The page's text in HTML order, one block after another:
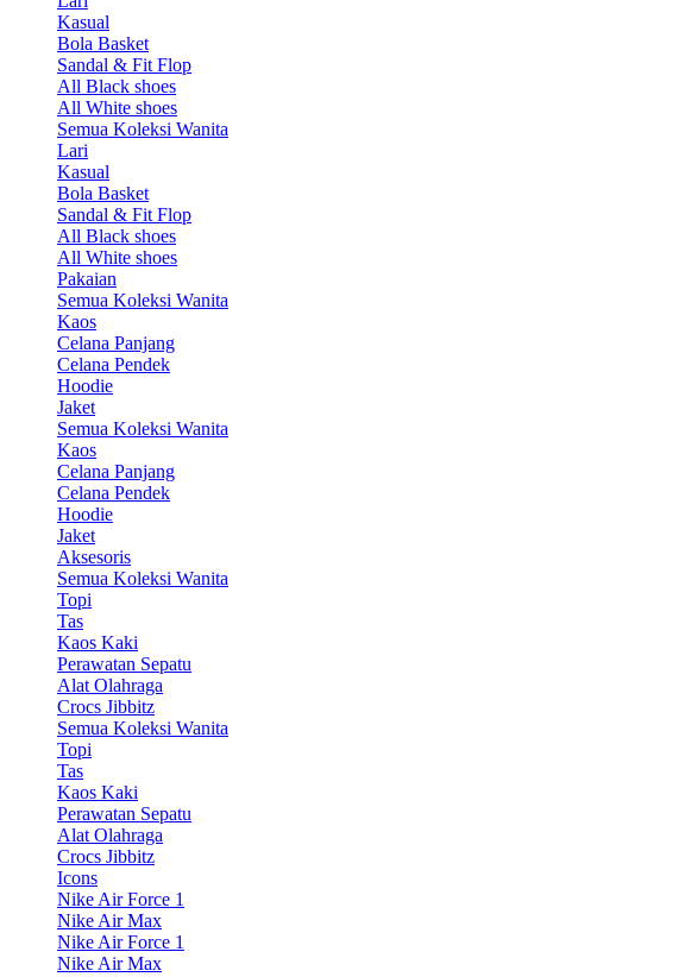
Kasual
Bola Basket
Sandal & Fit Flop
All Black shoes
All White shoes
Semua Koleksi Wanita
Lari
Kasual
Bola Basket
Sandal & Fit Flop
All Black shoes
All White shoes
Pakaian
Semua Koleksi Wanita
Kaos
Celana Panjang
Celana Pendek
Hoodie
Jaket
Semua Koleksi Wanita
Kaos
Celana Panjang
Celana Pendek
Hoodie
Jaket
Aksesoris
Semua Koleksi Wanita
Topi
Tas
Kaos Kaki
Perawatan Sepatu
Alat Olahraga
Crocs Jibbitz
Semua Koleksi Wanita
Topi
Tas
Kaos Kaki
Perawatan Sepatu
Alat Olahraga
Crocs Jibbitz
Icons
Nike Air Force 1
Nike Air Max
Nike Air Force 1
Nike Air Max